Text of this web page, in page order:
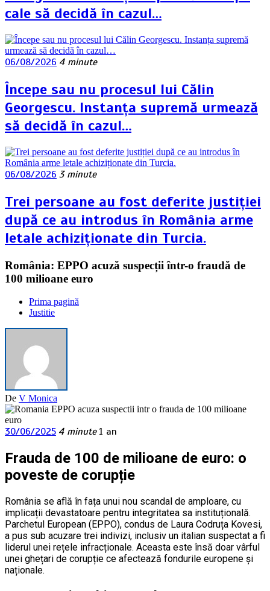
cale să decidă în cazul…
06/08/2026 4 minute
Începe sau nu procesul lui Călin
Georgescu. Instanța supremă urmează
să decidă în cazul…
06/08/2026 3 minute
Trei persoane au fost deferite justiției
după ce au introdus în România arme
letale achiziționate din Turcia.
România: EPPO acuză suspecții într-o fraudă de
100 milioane euro
Prima pagină
Justitie
De V Monica
30/06/2025 4 minute 1 an
Frauda de 100 de milioane de euro: o
poveste de corupție
România se află în fața unui nou scandal de amploare, cu
implicații devastatoare pentru integritatea sa instituțională.
Parchetul European (EPPO), condus de Laura Codruța Kovesi,
a pus sub acuzare trei indivizi, inclusiv un italian suspectat a fi
liderul unei rețele infracționale. Aceasta este însă doar vârful
unei ghețari de corupție ce afectează fondurile europene și
naționale.